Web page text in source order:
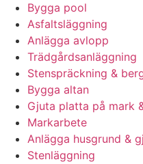
Bygga pool
Asfaltsläggning
Anlägga avlopp
Trädgårdsanläggning
Stenspräckning &
Bygga altan
Gjuta platta på mark
Markarbete
Anlägga husgrund &
Stenläggning